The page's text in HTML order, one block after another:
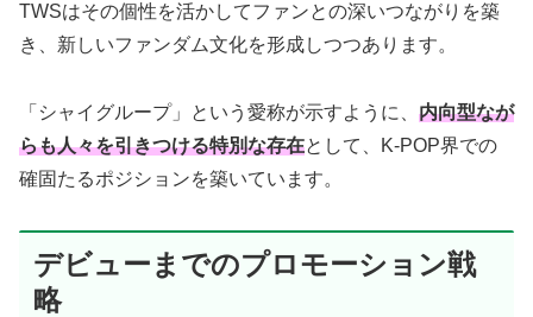
TWSはその個性を活かしてファンとの深いつながりを築
き、新しいファンダム文化を形成しつつあります。
「シャイグループ」という愛称が示すように、 内向型なが
らも人々を引きつける特別な存在として、K-POP界での
確固たるポジションを築いています。
デビューまでのプロモーション戦
略